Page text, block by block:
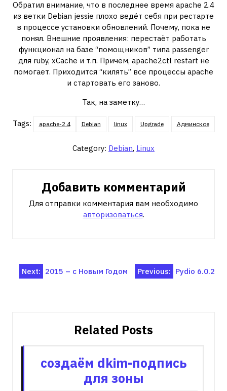
Обратил внимание, что в последнее время apache 2.4
из ветки Debian jessie плохо ведёт себя при рестарте
в процессе установки обновлений. Почему, пока не
понял. Внешние проявления: перестаёт работать
функционал на базе “помощников” типа passenger
для ruby, xCache и т.п. Причём, apache2ctl restart не
помогает. Приходится “килять” все процессы apache
и стартовать его заново.
Так, на заметку…
Tags: apache-2.4 Debian linux Upgrade Админское
Category: Debian, Linux
Добавить комментарий
Для отправки комментария вам необходимо
авторизоваться.
Навигация
Previous: Pydio 6.0.2
Next: 2015 – с Новым Годом
Related Posts
создаём dkim-подпись
для зоны